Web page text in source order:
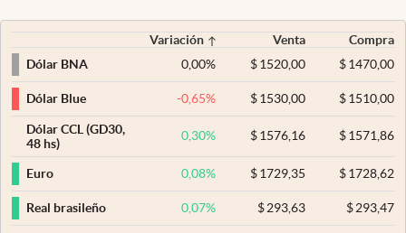
Variación Venta
Compra
Dólar BNA
0,00% $ 1520,00 $1470,00
Dólar Blue -0,65% $ 1530,00 $1510,00
Dólar CCL (GD30,
48 hs)
0,30% $ 1576,16 $1571,86
Euro 0,08% $ 1729,35 $1728,62
Real brasileño 0,07% $ 293,63 $293,47